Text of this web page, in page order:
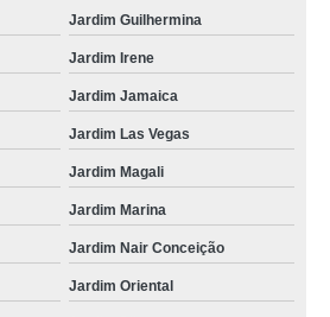
Jardim Guilhermina
Jardim Irene
Jardim Jamaica
Jardim Las Vegas
Jardim Magali
Jardim Marina
Jardim Nair Conceição
Jardim Oriental